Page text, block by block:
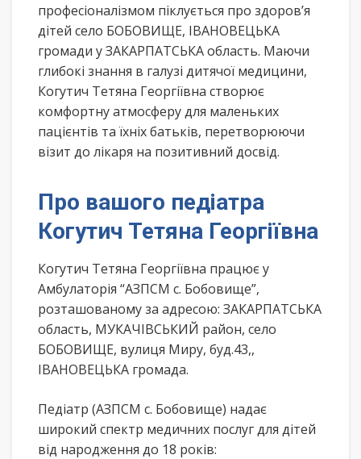
професіоналізмом піклується про здоров’я
дітей село БОБОВИЩЕ, ІВАНОВЕЦЬКА
громади у ЗАКАРПАТСЬКА область. Маючи
глибокі знання в галузі дитячої медицини,
Когутич Тетяна Георгіївна створює
комфортну атмосферу для маленьких
пацієнтів та їхніх батьків, перетворюючи
візит до лікаря на позитивний досвід.
Про вашого педіатра
Когутич Тетяна Георгіївна
Когутич Тетяна Георгіївна працює у
Амбулаторія “АЗПСМ с. Бобовище”,
розташованому за адресою: ЗАКАРПАТСЬКА
область, МУКАЧІВСЬКИЙ район, село
БОБОВИЩЕ, вулиця Миру, буд.43,,
ІВАНОВЕЦЬКА громада.
Педіатр (АЗПСМ с. Бобовище) надає
широкий спектр медичних послуг для дітей
від народження до 18 років: